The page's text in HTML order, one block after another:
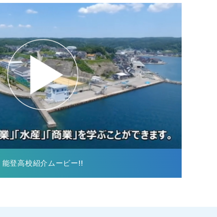
能登高校紹介ムービー!!